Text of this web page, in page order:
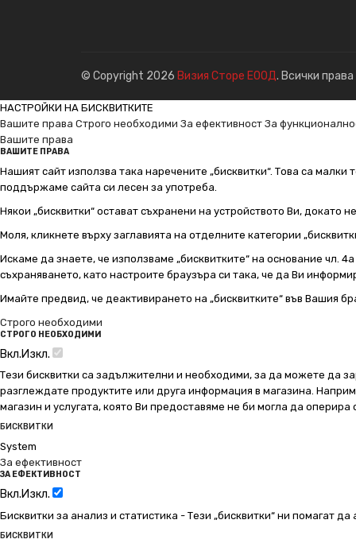
© Copyright 2026 Визия Сторе ЕООД. Всички
НАСТРОЙКИ НА БИСКВИТКИТЕ
Вашите права Строго необходими За ефективност За
Вашите права
ВАШИТЕ ПРАВА
Нашият сайт използва така наречените „бисквитки“. Това са
поддържаме сайта си лесен за употреба.
Някои „бисквитки“ остават съхранени на устройството Ви,
Моля, кликнете върху заглавията на отделните категории
Искаме да знаете, че използваме „бисквитките“ на основание чл.
съхраняването, като настроите браузъра си така, че да Ви
Имайте предвид, че деактивирането на „бисквитките“ във Вашия
Строго необходими
СТРОГО НЕОБХОДИМИ
Вкл.Изкл.
Тези бисквитки са задължителни и необходими, за да можете да
разглеждате продуктите или друга информация в магазина.
магазин и услугата, която Ви предоставяме не би могла да
БИСКВИТКИ
System
За ефективност
ЗА ЕФЕКТИВНОСТ
Вкл.Изкл.
Бисквитки за анализ и статистика - Тези „бисквитки“ ни помагат
БИСКВИТКИ